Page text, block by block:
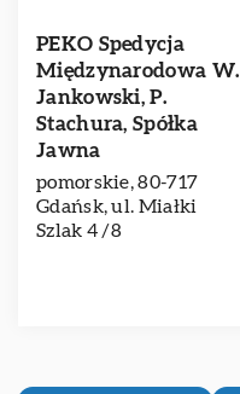
PEKO Spedycja
Międzynarodowa W.
Jankowski, P.
Stachura, Spółka
Jawna
pomorskie, 80-717
Gdańsk, ul. Miałki
Szlak 4 /8